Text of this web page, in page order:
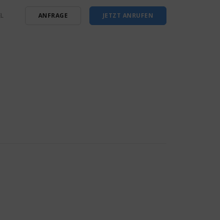
ANFRAGE JETZT ANRUFEN